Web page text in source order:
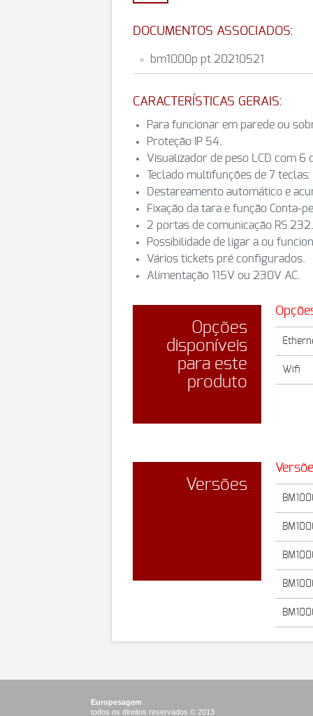
DOCUMENTOS ASSOCIADOS:
bm1000p pt 20210521
CARACTERÍSTICAS GERAIS:
Para funcionar em parede ou
Proteção IP 54.
Visualizador de peso LCD com
Teclado multifunções de 7 teclas:
Destareamento automático e
Fixação da tara e função Conta-
2 portas de comunicação RS 232.
Possibilidade de ligar a ou
Vários tickets pré configurados.
Alimentação 115V ou 230V AC.
Opções
disponíveis
para este
produto
Wifi
Versões
Europesagem
todos os direitos reservados © 2013